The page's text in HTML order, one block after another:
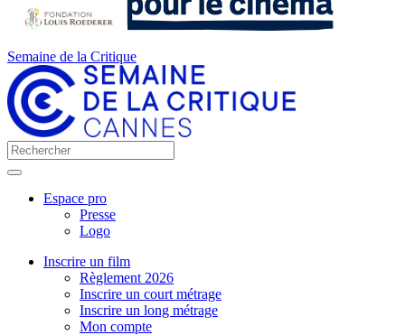
Semaine de la Critique
Espace pro
Presse
Logo
Inscrire un film
Règlement 2026
Inscrire un court métrage
Inscrire un long métrage
Mon compte